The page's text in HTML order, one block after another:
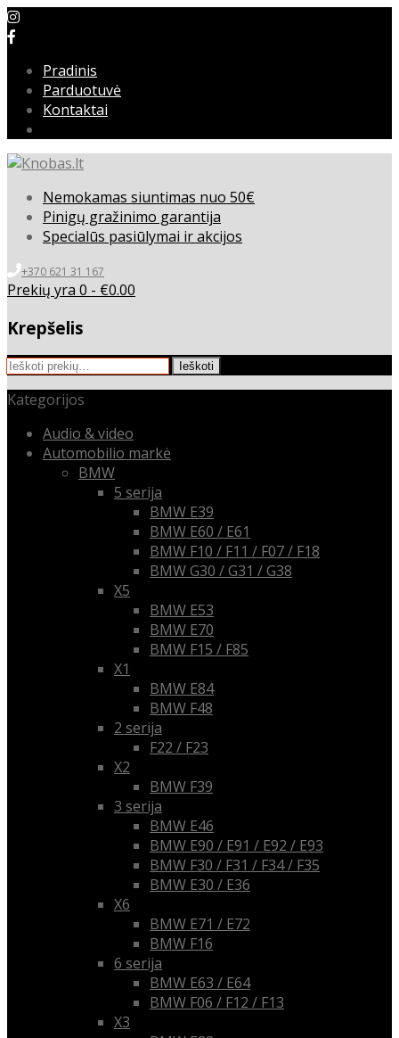
Pradinis
Parduotuvė
Kontaktai
Nemokamas siuntimas nuo 50€
Pinigų gražinimo garantija
Specialūs pasiūlymai ir akcijos
+370 621 31 167
Prekių yra 0 - €0.00
Krepšelis
Ieškoti: Ieškoti
Kategorijos
Audio & video
Automobilio markė
BMW
5 serija
BMW E39
BMW E60 / E61
BMW F10 / F11 / F07 / F18
BMW G30 / G31 / G38
X5
BMW E53
BMW E70
BMW F15 / F85
X1
BMW E84
BMW F48
2 serija
F22 / F23
X2
BMW F39
3 serija
BMW E46
BMW E90 / E91 / E92 / E93
BMW F30 / F31 / F34 / F35
BMW E30 / E36
X6
BMW E71 / E72
BMW F16
6 serija
BMW E63 / E64
BMW F06 / F12 / F13
X3